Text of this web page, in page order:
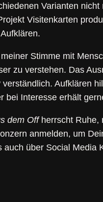
Varianten
Visitenkarten
Stimme mit
zu verstehen. Das
Aufklären
bei Interesse erhält
dem Offherrscht Ruhe,
anmelden, um
über Social Media